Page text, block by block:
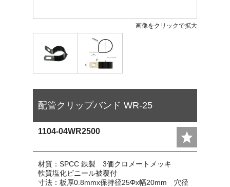
画像をクリックで拡大
配管クリップバンド WR-25
1104-04WR2500
材質：SPCC 鉄製 3価クロメートメッキ
軟質塩化ビニール被覆付
寸法：板厚0.8mmx保持径25Φx幅20mm 穴径